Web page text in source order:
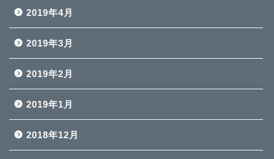
2019年4月
2019年3月
2019年2月
2019年1月
2018年12月